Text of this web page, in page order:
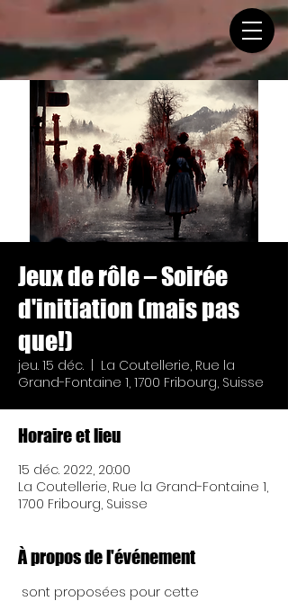
Jeux de rôle – Soirée
d'initiation (mais pas
que!)
jeu. 15 déc.
La Coutellerie, Rue la
Grand-Fontaine 1, 1700 Fribourg, Suisse
Horaire et lieu
15 déc. 2022, 20:00
La Coutellerie, Rue la Grand-Fontaine 1,
1700 Fribourg, Suisse
À propos de l'événement